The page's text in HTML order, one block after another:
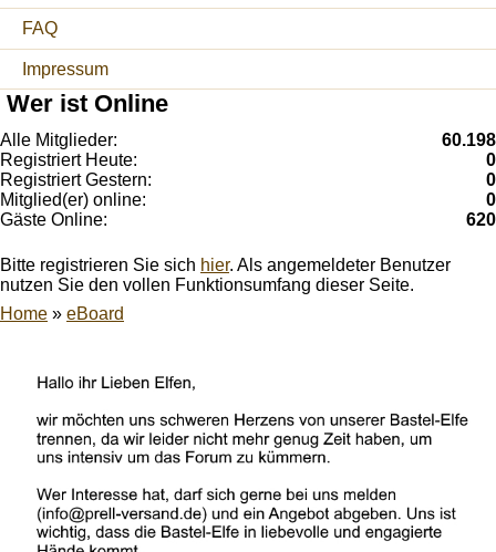
FAQ
Impressum
Wer ist Online
Alle Mitglieder:
60.198
Registriert Heute:
0
Registriert Gestern:
0
Mitglied(er) online:
0
Gäste Online:
620
Bitte registrieren Sie sich hier. Als angemeldeter Benutzer
nutzen Sie den vollen Funktionsumfang dieser Seite.
Home » eBoard